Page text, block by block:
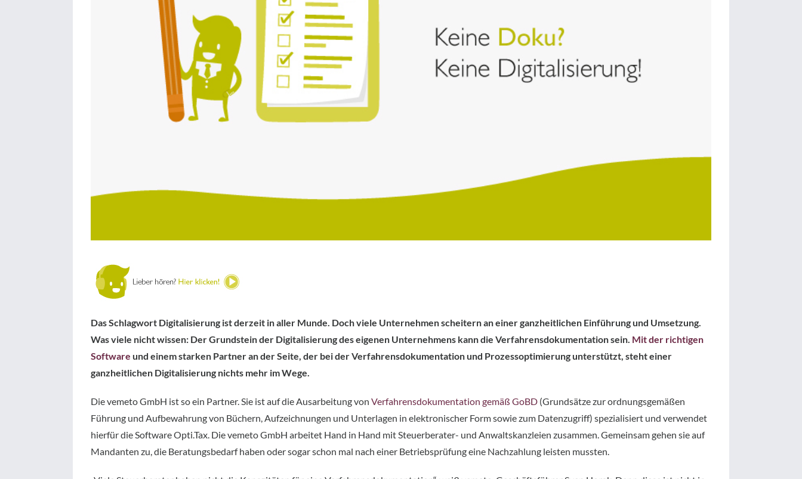
Das Schlagwort Digitalisierung ist derzeit in aller Munde. Doch viele Unternehmen scheitern an einer ganzheitlichen Einführung und Umsetzung.
Was viele nicht wissen: Der Grundstein der Digitalisierung des eigenen Unternehmens kann die Verfahrensdokumentation sein. Mit der richtigen
Software und einem starken Partner an der Seite, der bei der Verfahrensdokumentation und Prozessoptimierung unterstützt, steht einer
ganzheitlichen Digitalisierung nichts mehr im Wege.
Die vemeto GmbH ist so ein Partner. Sie ist auf die Ausarbeitung von Verfahrensdokumentation gemäß GoBD (Grundsätze zur ordnungsgemäßen
Führung und Aufbewahrung von Büchern, Aufzeichnungen und Unterlagen in elektronischer Form sowie zum Datenzugriff) spezialisiert und verwendet
hierfür die Software Opti.Tax. Die vemeto GmbH arbeitet Hand in Hand mit Steuerberater- und Anwaltskanzleien zusammen. Gemeinsam gehen sie auf
Mandanten zu, die Beratungsbedarf haben oder sogar schon mal nach einer Betriebsprüfung eine Nachzahlung leisten mussten.